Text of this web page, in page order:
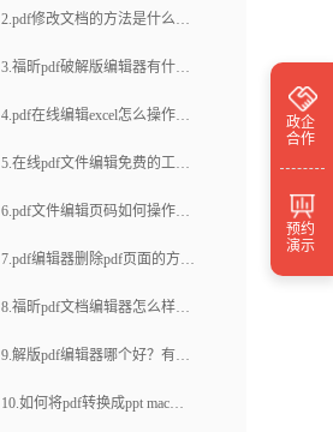
pdf编辑怎样做(34)
免费pdf编辑(31)
如何在线编辑PDF(30)
pdf编辑如何搞定(26)
添加页码的方法是什么
2.pdf修改文档的方法是什么？
pdf文件怎么取词翻译？
3.福昕pdf破解版编辑器有什么
特色？福昕云编辑怎么编辑
4.pdf在线编辑excel怎么操作？
怎么调整pdf文档页面大小？
5.在线pdf文件编辑免费的工具
靠不靠谱？怎么在线编辑文档
6.pdf文件编辑页码如何操作？
如何在pdf中创建书签？
7.pdf编辑器删除pdf页面的方法
是什么？pdf怎么合并文档?
8.福昕pdf文档编辑器怎么样？
怎么快速对pdf文档进行编辑？
9.解版pdf编辑器哪个好？有何
功能特点呢？
10.如何将pdf转换成ppt mac？
政企
合作
预约
演示